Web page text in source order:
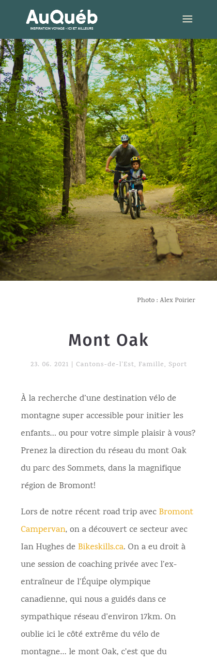
Photo : Alex Poirier
Mont Oak
23. 06. 2021 Cantons-de-l'Est, Famille, Sport
À la recherche d’une destination vélo de
montagne super accessible pour initier les
enfants… ou pour votre simple plaisir à vous?
Prenez la direction du réseau du mont Oak
du parc des Sommets, dans la magnifique
région de Bromont!
Lors de notre récent road trip avecBromont
Campervan, on a découvert ce secteur avec
Ian Hughes de Bikeskills.ca. On a eu droit à
une session de coaching privée avec l’ex-
entraîneur de l’Équipe olympique
canadienne, qui nous a guidés dans ce
sympathique réseau d’environ 17km. On
oublie ici le côté extrême du vélo de
montagne… le mont Oak, c’est que du